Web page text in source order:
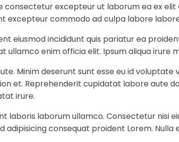
consectetur excepteur ut laborum ea ex
excepteur commodo ad culpa labore
eiusmod incididunt quis pariatur ea
enim officia elit. Ipsum aliqua irure
Minim deserunt sunt esse eu id
et. Reprehenderit cupidatat labore aute
irure.
laborum ullamco. Consectetur nisi
adipisicing consequat proident Lorem.